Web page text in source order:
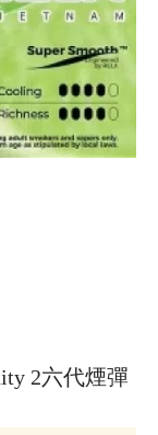
2六代煙彈